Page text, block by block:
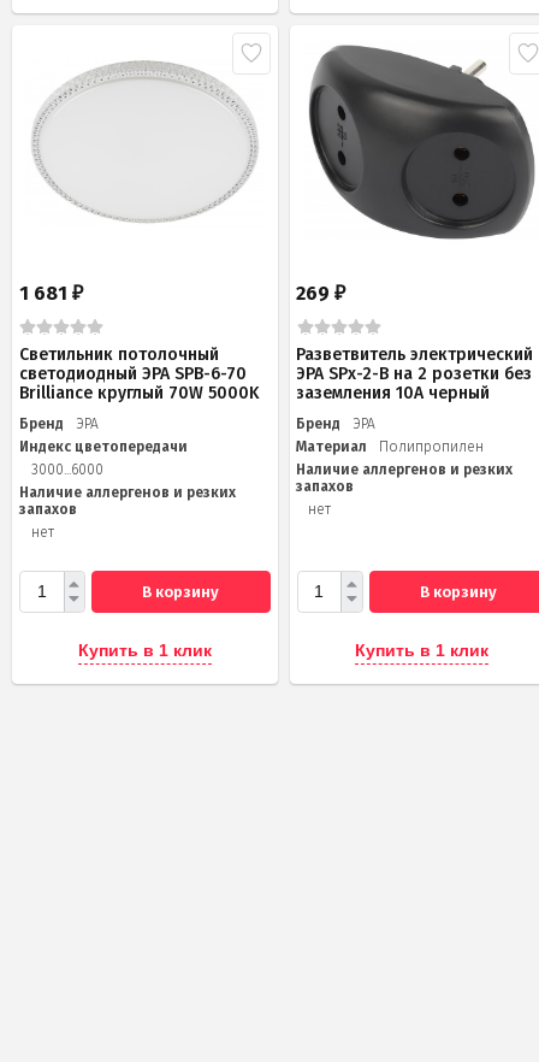
1 681 ₽
Светильник потолочный
светодиодный ЭРА SPB-6-70
Brilliance круглый 70W 5000K
Бренд
ЭРА
Индекс цветопередачи
3000...6000
Наличие аллергенов и резких
запахов
нет
В корзину
Купить в 1 клик
269₽
Разветвитель электрический
ЭРА SPx-2-B на 2 розетки без
заземления 10А черный
Бренд
ЭРА
Материал
Полипропилен
Наличие аллергенов и резких
запахов
нет
В корзину
Купить в 1 клик